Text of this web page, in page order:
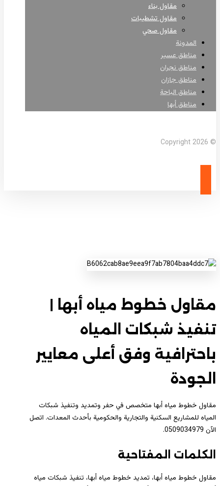
مقاول بناء
مقاول تشطيبات
مقاول صحي
المدونة
مناطق عسير
مناطق نجران
مناطق جازان
مناطق الباحة
مناطق أبها
© Copyright 2026
مقاول خطوط مياه أبها |
تنفيذ شبكات المياه
باحترافية وفق أعلى معايير
الجودة
مقاول خطوط مياه أبها متخصص في حفر وتمديد وتنفيذ شبكات
المياه للمشاريع السكنية والتجارية والحكومية بأحدث المعدات. اتصل
الآن 0509034979.
الكلمات المفتاحية
مقاول خطوط مياه أبها، تمديد خطوط مياه أبها، تنفيذ شبكات مياه